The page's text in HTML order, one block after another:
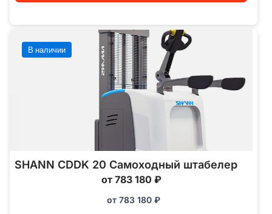
В наличии
SHANN CDDK 20 Самоходный штабелер
от 783 180 ₽
от 783 180 ₽